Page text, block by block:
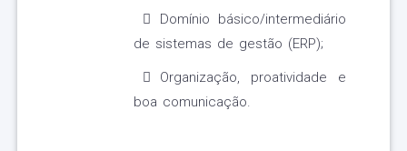
Domínio básico/intermediário
de sistemas de gestão (ERP);
Organização, proatividade e
boa comunicação.